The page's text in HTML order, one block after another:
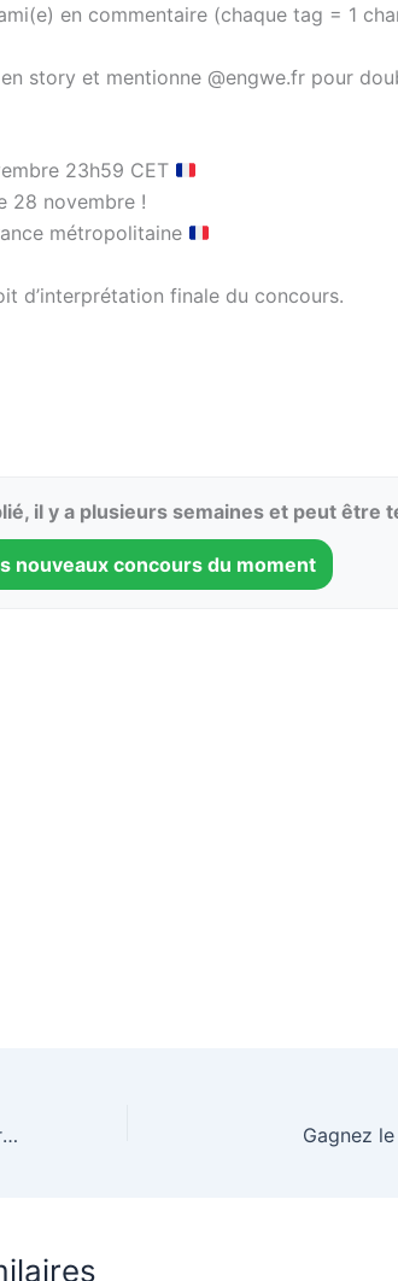
en commentaire (chaque tag = 1
story et mentionne @engwe.fr pour
23h59 CET
28 novembre !
métropolitaine
d’interprétation finale du concours.
il y a plusieurs semaines et peut être
nouveaux concours du moment
Gagnez un canapé ZOLA : velours côtelé beige, assise généreuse, fonction convertible et coffre intégré Gagnez